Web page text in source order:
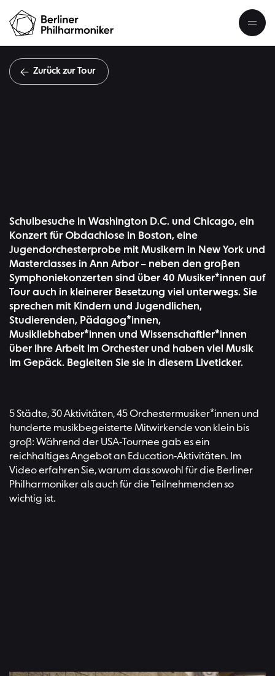
Zurück zur Tour
Schulbesuche in Washington D.C. und Chicago, ein
Konzert für Obdachlose in Boston, eine
Jugendorchesterprobe mit Musikern in New York und
Masterclasses in Ann Arbor – neben den großen
Symphoniekonzerten sind über 40 Musiker*innen auf
Tour auch in kleinerer Besetzung viel unterwegs. Sie
sprechen mit Kindern und Jugendlichen,
Studierenden, Pädagog*innen,
Musikliebhaber*innen und Wissenschaftler*innen
über ihre Arbeit im Orchester und haben viel Musik
im Gepäck. Begleiten Sie sie in diesem Liveticker.
5 Städte, 30 Aktivitäten, 45 Orchestermusiker*innen und
hunderte musikbegeisterte Mitwirkende von klein bis
groß: Während der USA-Tournee gab es ein
reichhaltiges Angebot an Education-Aktivitäten. Im
Video erfahren Sie, warum das sowohl für die Berliner
Philharmoniker als auch für die Teilnehmenden so
wichtig ist.